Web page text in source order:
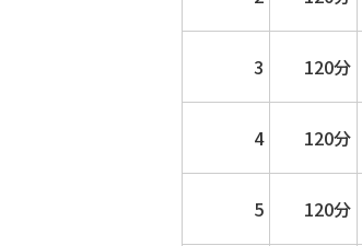
3 120分
4 120分
5 120分